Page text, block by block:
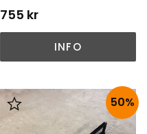
755 kr
INFO
50%
Lägg till i favoriter